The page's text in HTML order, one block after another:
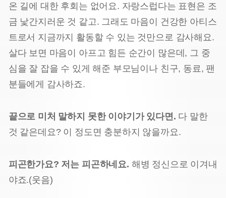
온 길에 대한 후회는 없어요. 자랑스럽다는 표현은 조
금 낯간지러운 것 같고. 그래도 마음이 건강한 아티스
트로서 지금까지 활동할 수 있는 것만으로 감사해요.
살다 보면 마음이 아프고 힘든 순간이 많은데, 그 중
심을 잘 잡을 수 있게 해준 부모님이나 친구, 동료, 팬
분들에게 감사하죠.
끝으로 미처 말하지 못한 이야기가 있다면. 다 말한
것 같은데요? 이 정도면 충분하지 않을까요.
피곤한가요? 저는 피곤하네요. 해병 정신으로 이겨내
야죠.(웃음)